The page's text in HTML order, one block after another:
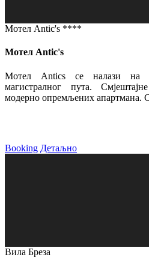
Мотел Antic's ****
Мотел Antic's
Мотел Antics се налази на
магистралног пута.
модерно опремљених апартмана.
Booking Детаљно
Вила Бреза